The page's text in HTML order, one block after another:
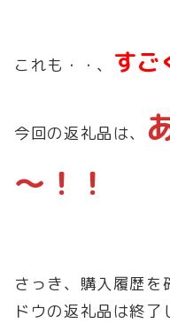
これも・・、 すご
今回の返礼品は、
～！！
さっき、購入履歴
ドウの返礼品は終了